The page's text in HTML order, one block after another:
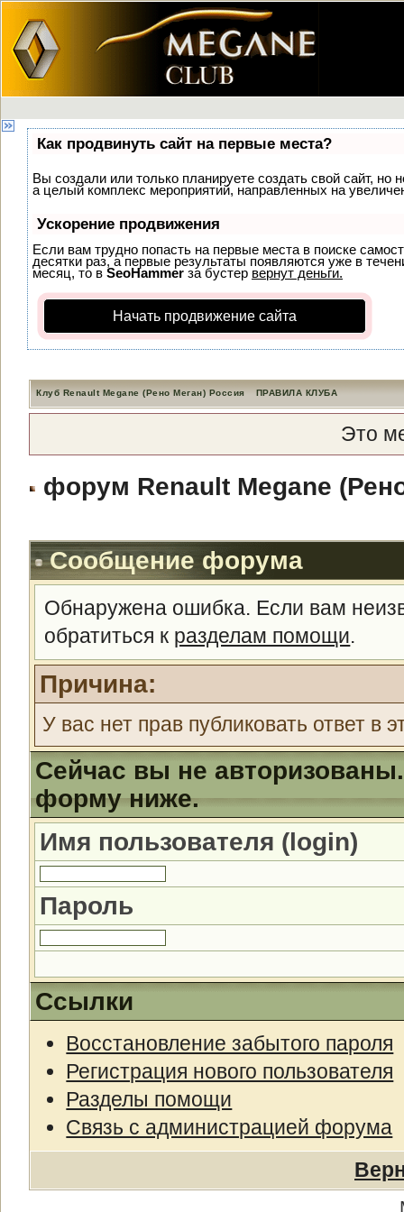
Как продвинуть сайт на первые места?
Вы создали или только планируете создать свой сайт, но
а целый комплекс мероприятий, направленных на
Ускорение продвижения
Если вам трудно попасть на первые места в поиске
десятки раз, а первые результаты появляются уже в
месяц, то в SeoHammer за бустер вернут деньги.
Начать продвижение сайта
Клуб Renault Megane (Рено Меган) Россия ПРАВИЛА КЛУБА
Это
форум Renault Megane
Сообщение форума
Обнаружена ошибка. Если вам
обратиться к разделам помощи.
Причина:
У вас нет прав публиковать ответ в
Сейчас вы не
форму ниже.
Имя пользователя (login)
Пароль
Ссылки
Восстановление забытого пароля
Регистрация нового пользователя
Разделы помощи
Связь с администрацией форума